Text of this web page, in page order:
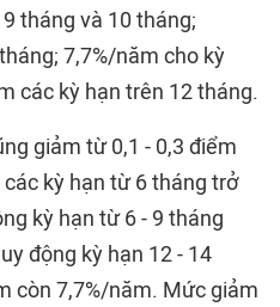
tháng và 10 tháng;
7,7%/năm cho kỳ
các kỳ hạn trên 12 tháng.
giảm từ 0,1 - 0,3 điểm
kỳ hạn từ 6 tháng trở
kỳ hạn từ 6 - 9 tháng
động kỳ hạn 12 - 14
còn 7,7%/năm. Mức giảm